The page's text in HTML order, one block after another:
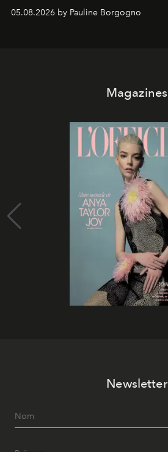
05.08.2026 by Pauline Borgogno
Magazines
Newsletter